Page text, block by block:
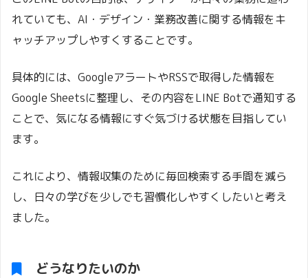
れていても、AI・デザイン・業務改善に関する情報をキ
ャッチアップしやすくすることです。
具体的には、GoogleアラートやRSSで取得した情報を
Google Sheetsに整理し、その内容をLINE Botで通知する
ことで、気になる情報にすぐ気づける状態を目指してい
ます。
これにより、情報収集のために毎回検索する手間を減ら
し、日々の学びを少しでも習慣化しやすくしたいと考え
ました。
どうなりたいのか